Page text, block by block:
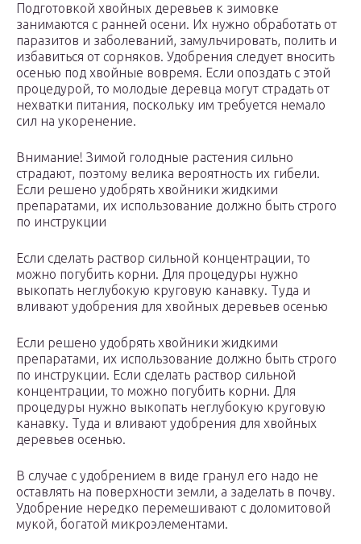
Подготовкой хвойных деревьев к зимовке
занимаются с ранней осени. Их нужно обработать от
паразитов и заболеваний, замульчировать, полить и
избавиться от сорняков. Удобрения следует вносить
осенью под хвойные вовремя. Если опоздать с этой
процедурой, то молодые деревца могут страдать от
нехватки питания, поскольку им требуется немало
сил на укоренение.
Внимание! Зимой голодные растения сильно
страдают, поэтому велика вероятность их гибели.
Если решено удобрять хвойники жидкими
препаратами, их использование должно быть строго
по инструкции
Если сделать раствор сильной концентрации, то
можно погубить корни. Для процедуры нужно
выкопать неглубокую круговую канавку. Туда и
вливают удобрения для хвойных деревьев осенью
Если решено удобрять хвойники жидкими
препаратами, их использование должно быть строго
по инструкции. Если сделать раствор сильной
концентрации, то можно погубить корни. Для
процедуры нужно выкопать неглубокую круговую
канавку. Туда и вливают удобрения для хвойных
деревьев осенью.
В случае с удобрением в виде гранул его надо не
оставлять на поверхности земли, а заделать в почву.
Удобрение нередко перемешивают с доломитовой
мукой, богатой микроэлементами.